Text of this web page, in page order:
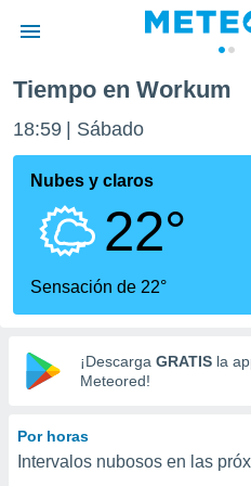
de
ha
calidad.
a este
las
y
digital
basada
Tiempo en Workum
18:59 Sábado
Nubes y claros
22°
Sensación de 22°
¡Descarga GRATIS la
Meteored!
Por horas
Intervalos nubosos en las